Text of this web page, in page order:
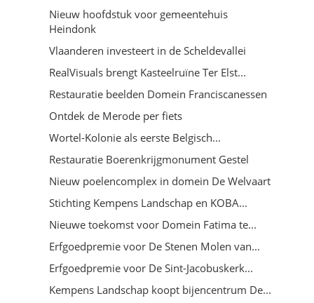
Nieuw hoofdstuk voor gemeentehuis
Heindonk
Vlaanderen investeert in de Scheldevallei
RealVisuals brengt Kasteelruïne Ter Elst...
Restauratie beelden Domein Franciscanessen
Ontdek de Merode per fiets
Wortel-Kolonie als eerste Belgisch...
Restauratie Boerenkrijgmonument Gestel
Nieuw poelencomplex in domein De Welvaart
Stichting Kempens Landschap en KOBA...
Nieuwe toekomst voor Domein Fatima te...
Erfgoedpremie voor De Stenen Molen van...
Erfgoedpremie voor De Sint-Jacobuskerk...
Kempens Landschap koopt bijencentrum De...